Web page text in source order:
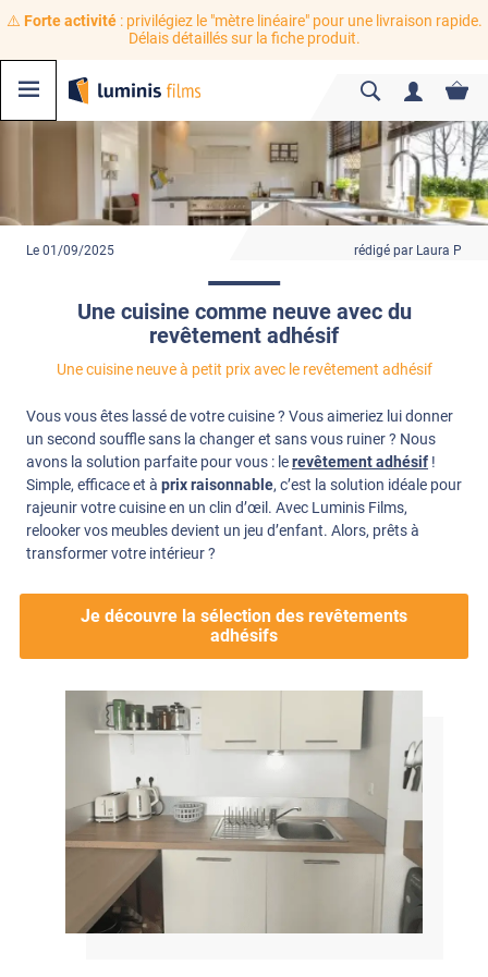
⚠️ Forte activité: privilégiez le "mètre linéaire" pour une livraison rapide.
Délais détaillés sur la fiche produit.
Le 01/09/2025 rédigé par Laura P
Une cuisine comme neuve avec du
revêtement adhésif
Une cuisine neuve à petit prix avec le revêtement adhésif
Vous vous êtes lassé de votre cuisine ? Vous aimeriez lui donner
un second souffle sans la changer et sans vous ruiner ? Nous
avons la solution parfaite pour vous : lerevêtement adhésif !
Simple, efficace et à prix raisonnable, c’est la solution idéale pour
rajeunir votre cuisine en un clin d’œil. Avec Luminis Films,
relooker vos meubles devient un jeu d’enfant. Alors, prêts à
transformer votre intérieur ?
Je découvre la sélection des revêtements
adhésifs